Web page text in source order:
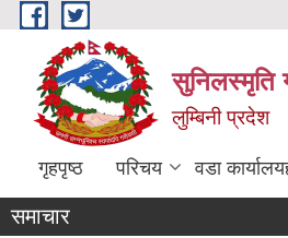
Skip to main content
सुनिलस्मृति
लुम्बिनी प्रदेश
गृहपृष्ठ परिचय वडा
समाचार